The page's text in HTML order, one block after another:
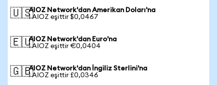
🇺🇸AIOZ Network'dan Amerikan Doları'na
1 AIOZ eşittir $0,0467
🇪🇺AIOZ Network'dan Euro'na
1 AIOZ eşittir €0,0404
🇬🇧AIOZ Network'dan İngiliz Sterlini'na
1 AIOZ eşittir £0,0346